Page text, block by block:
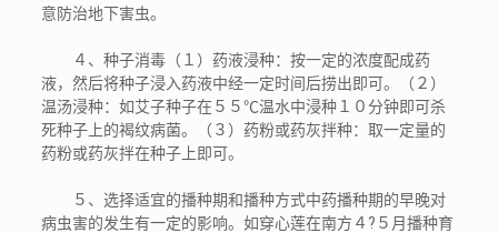
意防治地下害虫。
４、种子消毒（１）药液浸种：按一定的浓度配成药
液，然后将种子浸入药液中经一定时间后捞出即可。（２）
温汤浸种：如艾子种子在５５℃温水中浸种１０分钟即可杀
死种子上的褐纹病菌。（３）药粉或药灰拌种：取一定量的
药粉或药灰拌在种子上即可。
５、选择适宜的播种期和播种方式中药播种期的早晚对
病虫害的发生有一定的影响。如穿心莲在南方４?５月播种育